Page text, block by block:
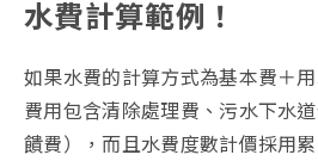
水費計算範例！
如果水費的計算方式為基本費＋
費用包含清除處理費、污水下水
饋費），而且水費度數計價採用